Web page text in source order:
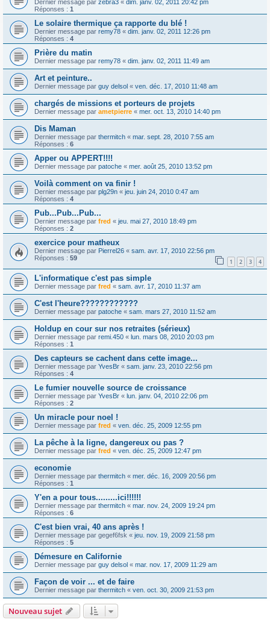
Dernier message par zebra3 « dim. janv. 02, 2011 20:42 pm
Réponses : 1
Le solaire thermique ça rapporte du blé !
Dernier message par remy78 « dim. janv. 02, 2011 12:26 pm
Réponses : 4
Prière du matin
Dernier message par remy78 « dim. janv. 02, 2011 11:49 am
Art et peinture..
Dernier message par guy delsol « ven. déc. 17, 2010 11:48 am
chargés de missions et porteurs de projets
Dernier message par ametpierre « mer. oct. 13, 2010 14:40 pm
Dis Maman
Dernier message par thermitch « mar. sept. 28, 2010 7:55 am
Réponses : 6
Apper ou APPERT!!!!
Dernier message par patoche « mer. août 25, 2010 13:52 pm
Voilà comment on va finir !
Dernier message par plg29n « jeu. juin 24, 2010 0:47 am
Réponses : 4
Pub...Pub...Pub...
Dernier message par fred « jeu. mai 27, 2010 18:49 pm
Réponses : 2
exercice pour matheux
Dernier message par Pierrel26 « sam. avr. 17, 2010 22:56 pm
Réponses : 59 1 2 3 4
L'informatique c'est pas simple
Dernier message par fred « sam. avr. 17, 2010 11:37 am
C'est l'heure????????????
Dernier message par patoche « sam. mars 27, 2010 11:52 am
Holdup en cour sur nos retraites (sérieux)
Dernier message par remi.450 « lun. mars 08, 2010 20:03 pm
Réponses : 1
Des capteurs se cachent dans cette image...
Dernier message par YvesBr « sam. janv. 23, 2010 22:56 pm
Réponses : 4
Le fumier nouvelle source de croissance
Dernier message par YvesBr « lun. janv. 04, 2010 22:06 pm
Réponses : 2
Un miracle pour noel !
Dernier message par fred « ven. déc. 25, 2009 12:55 pm
La pêche à la ligne, dangereux ou pas ?
Dernier message par fred « ven. déc. 25, 2009 12:47 pm
economie
Dernier message par thermitch « mer. déc. 16, 2009 20:56 pm
Réponses : 1
Y'en a pour tous.........ici!!!!!!
Dernier message par thermitch « mar. nov. 24, 2009 19:24 pm
Réponses : 6
C'est bien vrai, 40 ans après !
Dernier message par gegef6fsk « jeu. nov. 19, 2009 21:58 pm
Réponses : 5
Démesure en Californie
Dernier message par guy delsol « mar. nov. 17, 2009 11:29 am
Façon de voir ... et de faire
Dernier message par thermitch « ven. oct. 30, 2009 21:53 pm
Nouveau sujet